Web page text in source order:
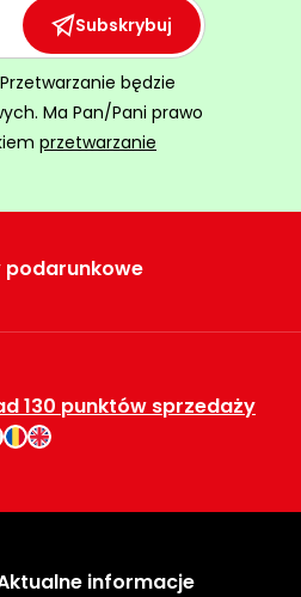
Subskrybuj
będzie
Ma Pan/Pani prawo
przetwarzanie
podarunkowe
130 punktów sprzedaży
informacje